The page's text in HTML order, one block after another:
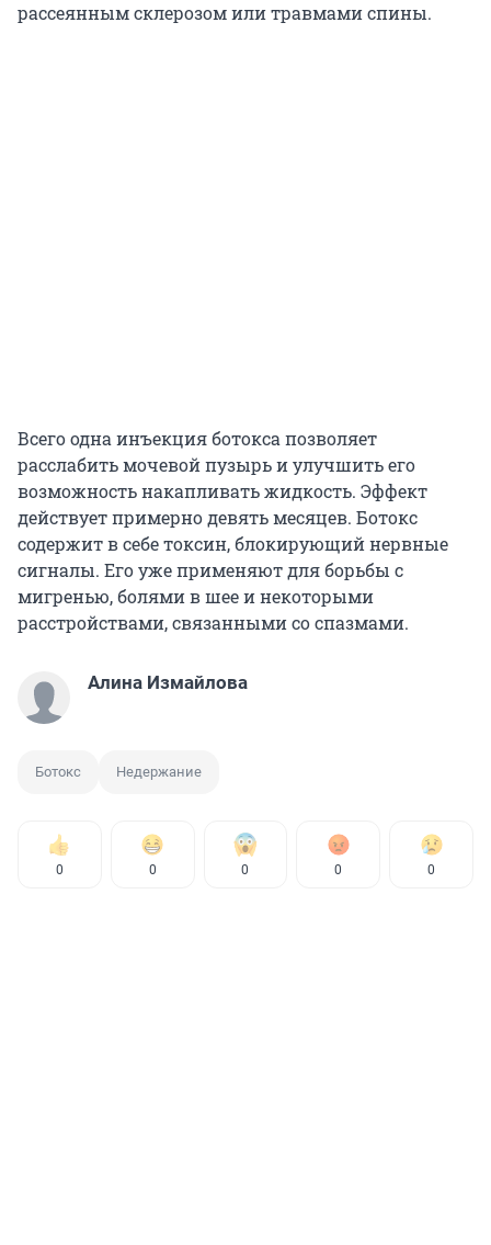
рассеянным склерозом или травмами спины.
Всего одна инъекция ботокса позволяет
расслабить мочевой пузырь и улучшить его
возможность накапливать жидкость. Эффект
действует примерно девять месяцев. Ботокс
содержит в себе токсин, блокирующий нервные
сигналы. Его уже применяют для борьбы с
мигренью, болями в шее и некоторыми
расстройствами, связанными со спазмами.
Алина Измайлова
Ботокс Недержание
0 0 0 0 0